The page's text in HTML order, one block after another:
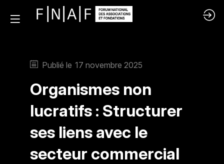
Publié le 17 novembre 2025
Organismes non
lucratifs : Structurer
ses liens avec le
secteur commercial